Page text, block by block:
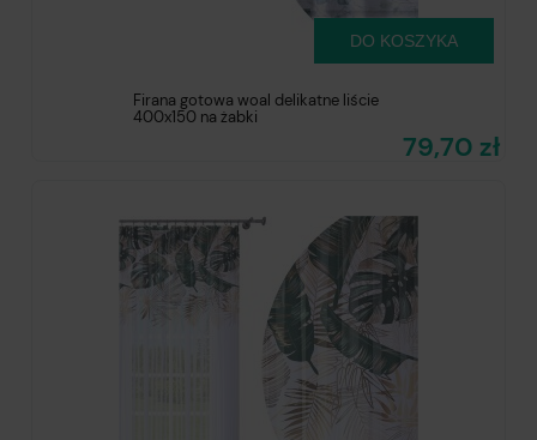
Firana gotowa woal delikatne liście
400x150 na żabki
79,70 zł
DO KOSZYKA